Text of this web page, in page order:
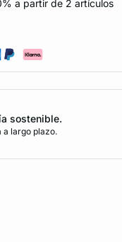
a partir de 2 artículos
sostenible.
a largo plazo.